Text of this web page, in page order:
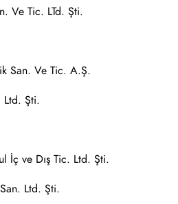
Ve Tic. LTd. Şti.
San. Ve Tic. A.Ş.
Ltd. Şti.
İç ve Dış Tic. Ltd. Şti.
Ltd. Şti.